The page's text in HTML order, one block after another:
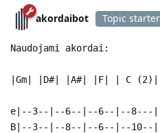
akordaibot Topic starter
Naudojami akordai:
|Gm| |D#| |A#| |F| | C (2)|
e|--3--|--6--|--6--|--8---
B|--3--|--8--|--6--|--10--